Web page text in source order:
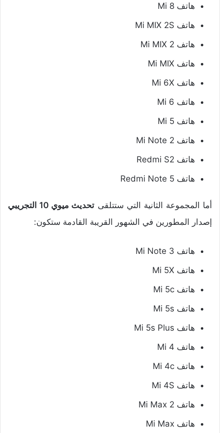
هاتف Mi 8
هاتف Mi MIX 2S
هاتف Mi MIX 2
هاتف Mi MIX
هاتف Mi 6X
هاتف Mi 6
هاتف Mi 5
هاتف Mi Note 2
هاتف Redmi S2
هاتف Redmi Note 5
أما المجموعة الثانية التي ستتلقى تحديث ميوي 10 التجريبي
إصدار المطورين في الشهور القريبة القادمة ستكون:
هاتف Mi Note 3
هاتف Mi 5X
هاتف Mi 5c
هاتف Mi 5s
هاتف Mi 5s Plus
هاتف Mi 4
هاتف Mi 4c
هاتف Mi 4S
هاتف Mi Max 2
هاتف Mi Max